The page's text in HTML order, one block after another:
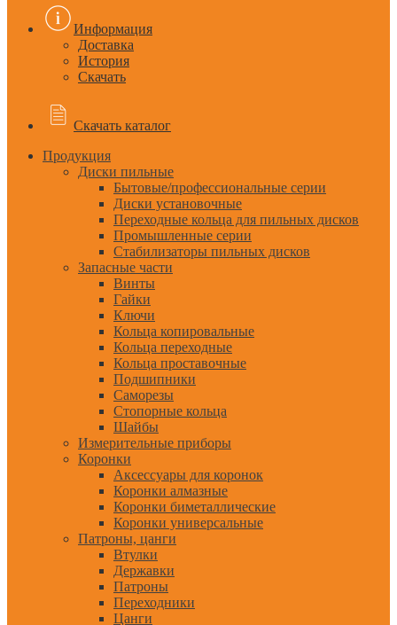
Информация
Доставка
История
Скачать
Скачать каталог
Продукция
Диски пильные
Бытовые/профессиональные серии
Диски установочные
Переходные кольца для пильных дисков
Промышленные серии
Стабилизаторы пильных дисков
Запасные части
Винты
Гайки
Ключи
Кольца копировальные
Кольца переходные
Кольца проставочные
Подшипники
Саморезы
Стопорные кольца
Шайбы
Измерительные приборы
Коронки
Аксессуары для коронок
Коронки алмазные
Коронки биметаллические
Коронки универсальные
Патроны, цанги
Втулки
Державки
Патроны
Переходники
Цанги